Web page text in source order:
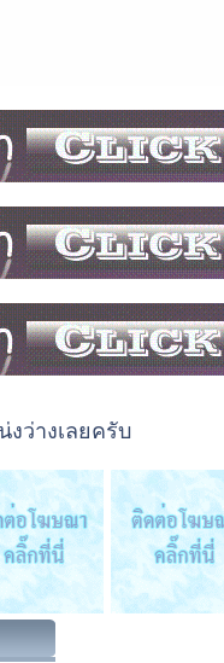
งว่างเลยครับ